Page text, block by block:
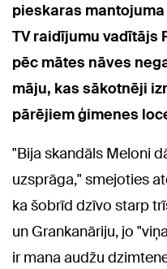
pieskaras
TV raidījumu vadītājs
pēc mātes nāves
māju, kas sākotnēji
pārējiem ģimenes
"Bija skandāls Meloni
uzsprāga," smejoties
ka šobrīd dzīvo starp
un Grankanāriju, jo
ir mana audžu